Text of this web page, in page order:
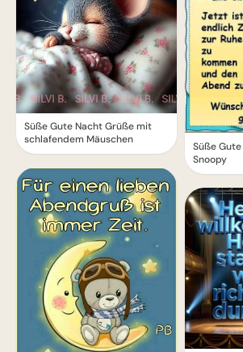
Süße Gute Nacht Grüße mit
schlafendem Mäuschen
Süße
Snoopy